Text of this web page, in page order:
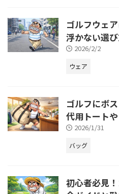
ゴルフウェ
浮かない選
2026/2/2
ウェア
ゴルフにボ
代用トート
2026/1/31
バッグ
初心者必見